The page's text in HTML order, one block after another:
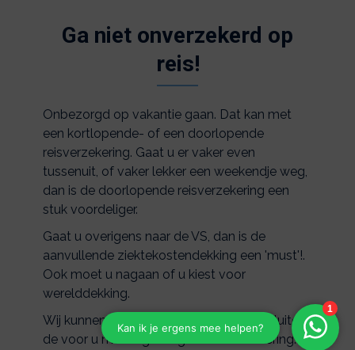
Ga niet onverzekerd op
reis!
Onbezorgd op vakantie gaan. Dat kan met
een kortlopende- of een doorlopende
reisverzekering. Gaat u er vaker even
tussenuit, of vaker lekker een weekendje weg,
dan is de doorlopende reisverzekering een
stuk voordeliger.
Gaat u overigens naar de VS, dan is de
aanvullende ziektekostendekking een 'must'!.
Ook moet u nagaan of u kiest voor
werelddekking.
Wij kunnen u er meer over vertellen en sluiten
de voor u meest gunstigste reisverzekering.